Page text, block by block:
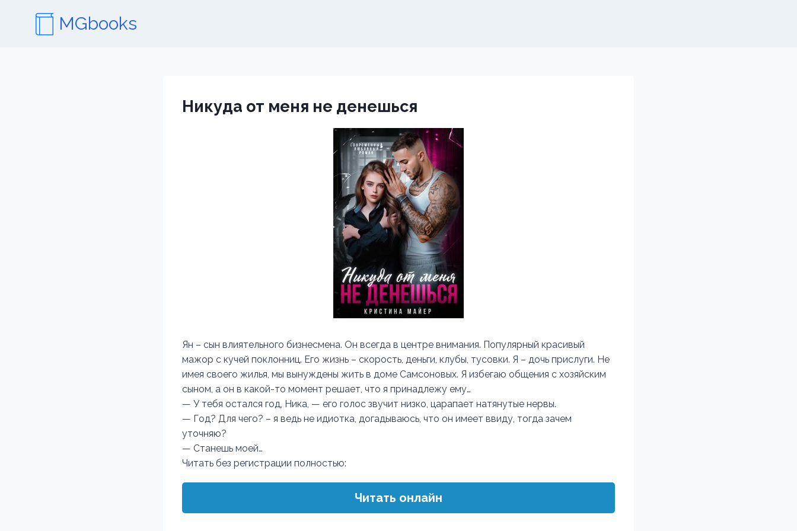
содержимому
MGbooks
Никуда от меня не денешься
Ян – сын влиятельного бизнесмена. Он всегда в центре внимания. Популярный красивый
мажор с кучей поклонниц. Его жизнь – скорость, деньги, клубы, тусовки. Я – дочь прислуги. Не
имея своего жилья, мы вынуждены жить в доме Самсоновых. Я избегаю общения с хозяйским
сыном, а он в какой-то момент решает, что я принадлежу ему…
— У тебя остался год, Ника, — его голос звучит низко, царапает натянутые нервы.
— Год? Для чего? – я ведь не идиотка, догадываюсь, что он имеет ввиду, тогда зачем
уточняю?
— Станешь моей…
Читать без регистрации полностью:
Читать онлайн